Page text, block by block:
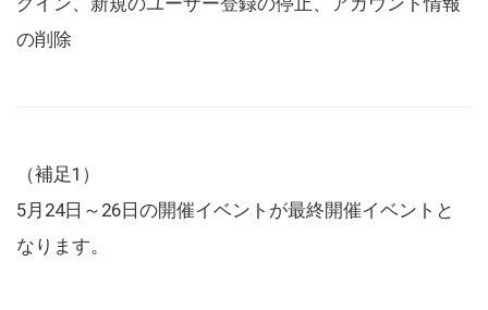
の削除
（補足1）
5月24日～26日の開催イベントが最終開催イベントと
なります。